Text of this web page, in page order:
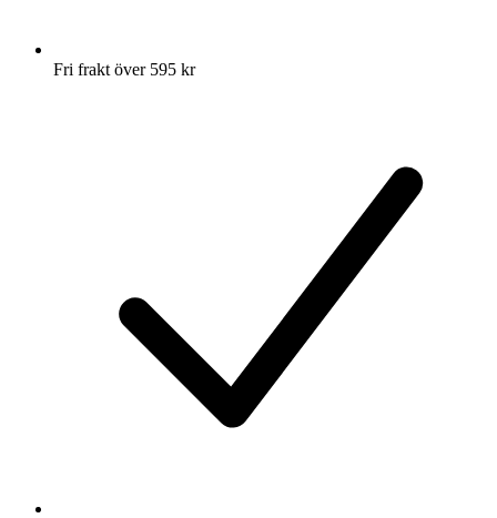
Fri frakt över 595 kr